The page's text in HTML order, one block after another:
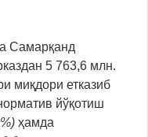
Самарқанд
5 763,6 млн.
миқдори етказиб
йўқотиш
ҳамда